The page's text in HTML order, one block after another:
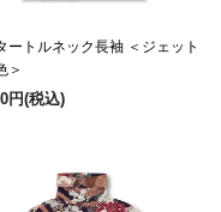
ートルネック長袖 ＜ジェット
＞
円(税込)